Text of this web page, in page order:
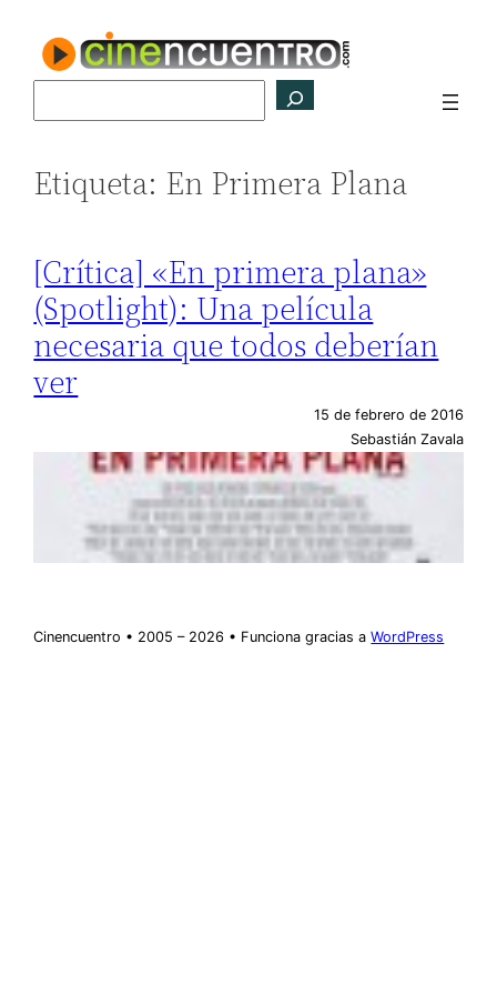
contenido
Etiqueta: En Primera Plana
[Crítica] «En primera plana»
(Spotlight): Una película
necesaria que todos deberían
ver
15 de febrero de 2016
Sebastián Zavala
Cinencuentro • 2005 – 2026 • Funciona gracias aWordPress